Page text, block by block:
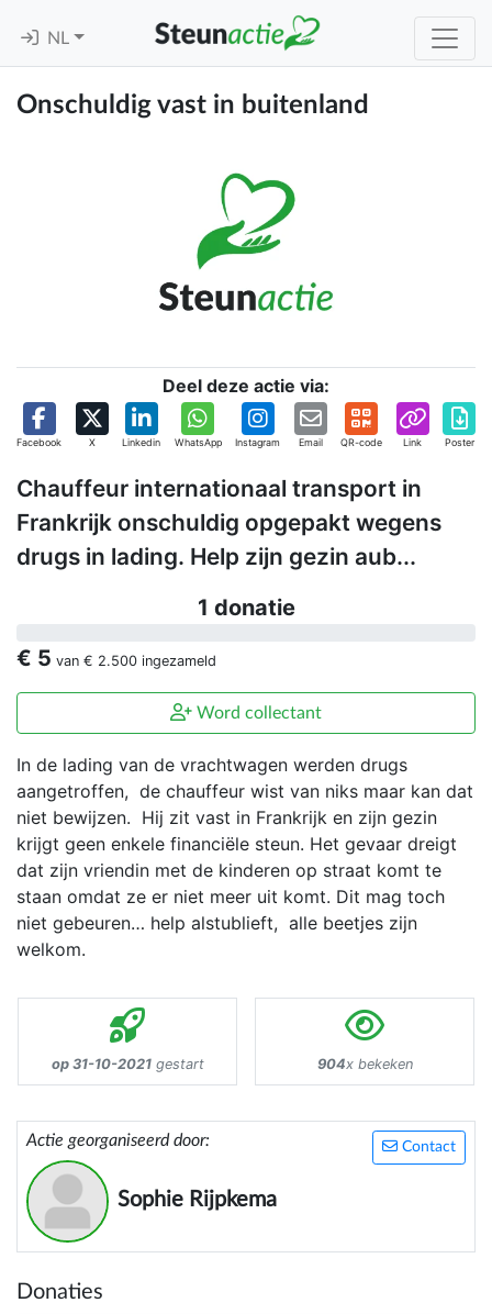
NL
Onschuldig vast in buitenland
Deel deze actie via:
Facebook X Linkedin WhatsApp Instagram Email QR-code Link Poster
Chauffeur internationaal transport in
Frankrijk onschuldig opgepakt wegens
drugs in lading. Help zijn gezin aub...
1 donatie
€ 5 van € 2.500 ingezameld
Word collectant
In de lading van de vrachtwagen werden drugs
aangetroffen, de chauffeur wist van niks maar kan dat
niet bewijzen. Hij zit vast in Frankrijk en zijn gezin
krijgt geen enkele financiële steun. Het gevaar dreigt
dat zijn vriendin met de kinderen op straat komt te
staan omdat ze er niet meer uit komt. Dit mag toch
niet gebeuren… help alstublieft, alle beetjes zijn
welkom.
op 31-10-2021gestart 904x bekeken
Contact
Actie georganiseerd door:
Sophie Rijpkema
Donaties